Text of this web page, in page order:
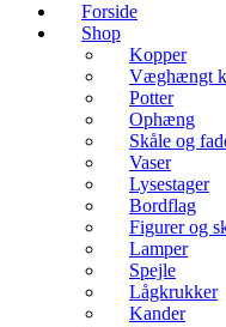
Forside
Shop
Kopper
Væghængt
Potter
Ophæng
Skåle og
Vaser
Lysestager
Bordflag
Figurer og
Lamper
Spejle
Lågkrukker
Kander